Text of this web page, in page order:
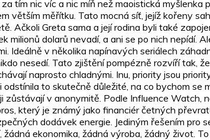
tím nic víc a nic míň než maoistická
větším měřítku. Tato mocná síť, jejíž kořeny
Ačkoli Greta sama a její rodina byli také
milionů dolarů nevadí, a ani se po nich
Ideálně v několika napínavých seriálech
nesedí. Tato zjištění pompézně rozvíří tak,
naprosto chladnými. Inu, priority jsou
to skutečně důležité, na co bychom se
v anonymitě. Podle Influence Watch,
který je známý jako financiér četných
dodávek energie. Jediným řešením
žádná ekonomika, žádná výroba, žádný život.